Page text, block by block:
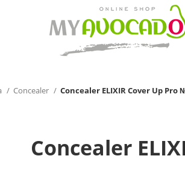
Concealer Concealer ELIXIR Cover Up
Concealer